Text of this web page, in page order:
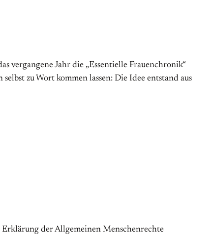
vergangene Jahr die „Essentielle Frauenchronik“
zu Wort kommen lassen: Die Idee entstand aus
Erklärung der Allgemeinen Menschenrechte